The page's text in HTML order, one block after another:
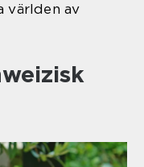
världen av